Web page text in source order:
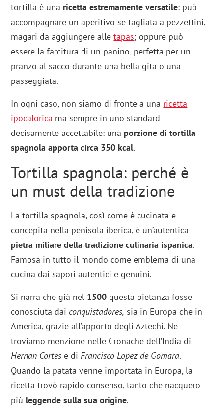
tortilla è una ricetta estremamente versatile: può
accompagnare un aperitivo se tagliata a pezzettini,
magari da aggiungere alletapas; oppure può
essere la farcitura di un panino, perfetta per un
pranzo al sacco durante una bella gita o una
passeggiata.
In ogni caso, non siamo di fronte a una ricetta
ipocalorica ma sempre in uno standard
decisamente accettabile: una porzione di tortilla
spagnola apporta circa 350 kcal.
Tortilla spagnola: perché è
un must della tradizione
La tortilla spagnola, così come è cucinata e
concepita nella penisola iberica, è un’autentica
pietra miliare della tradizione culinaria ispanica.
Famosa in tutto il mondo come emblema di una
cucina dai sapori autentici e genuini.
Si narra che già nel 1500 questa pietanza fosse
conosciuta dai conquistadores, sia in Europa che in
America, grazie all’apporto degli Aztechi. Ne
troviamo menzione nelle Cronache dell’India di
Hernan Cortes e diFrancisco Lopez de Gomara.
Quando la patata venne importata in Europa, la
ricetta trovò rapido consenso, tanto che nacquero
più leggende sulla sua origine.